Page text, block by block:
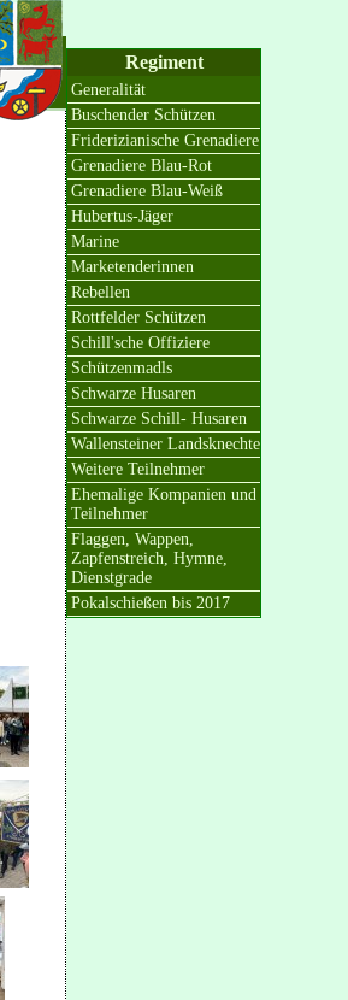
20.09.2026 19:30
Regiment
Generalität
Buschender Schützen
Friderizianische Grenadiere
Grenadiere Blau-Rot
Grenadiere Blau-Weiß
Hubertus-Jäger
Marine
Marketenderinnen
Rebellen
Rottfelder Schützen
Schill'sche Offiziere
Schützenmadls
Schwarze Husaren
Schwarze Schill- Husaren
Wallensteiner Landsknechte
Weitere Teilnehmer
Ehemalige Kompanien und
Teilnehmer
Flaggen, Wappen,
Zapfenstreich, Hymne,
Dienstgrade
Pokalschießen bis 2017